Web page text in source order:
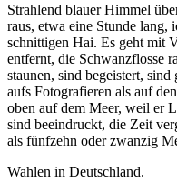
Strahlend blauer Himmel
raus, etwa eine Stunde lang,
schnittigen Hai. Es geht mit
entfernt, die Schwanzflosse
staunen, sind begeistert,
aufs Fotografieren als auf
oben auf dem Meer, weil er
sind beeindruckt, die Zeit
als fünfzehn oder zwanzig
Wahlen in Deutschland.